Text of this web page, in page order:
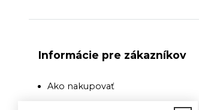
Informácie pre zákazníkov
Ako nakupovať